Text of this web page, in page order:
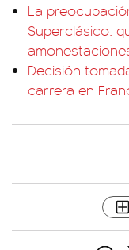
La
Superclásico:
Decisión
carrera en